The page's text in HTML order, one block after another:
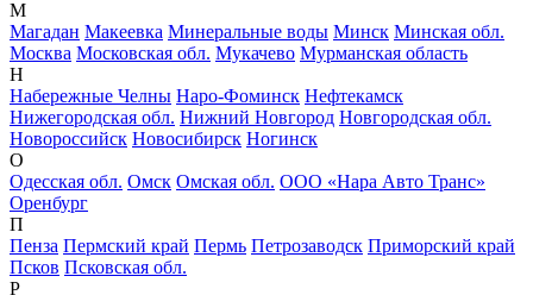
М
Магадан Макеевка Минеральные воды Минск Минская обл.
Москва Московская обл. Мукачево Мурманская область
Н
Набережные Челны Наро-Фоминск Нефтекамск
Нижегородская обл. Нижний Новгород Новгородская обл.
Новороссийск Новосибирск Ногинск
О
Одесская обл. Омск Омская обл. ООО «Нара Авто Транс»
Оренбург
П
Пенза Пермский край Пермь Петрозаводск Приморский край
Псков Псковская обл.
Р